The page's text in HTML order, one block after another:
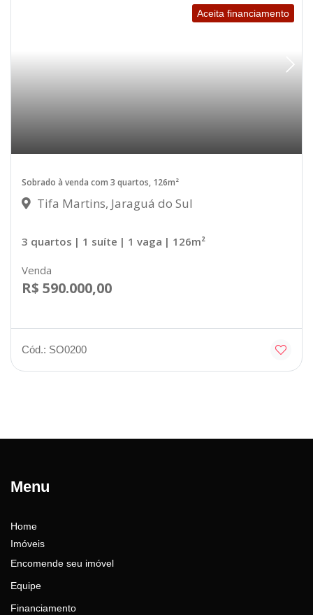
Aceita financiamento
Sobrado à venda com 3 quartos, 126m²
Tifa Martins, Jaraguá do Sul
3 quartos | 1 suíte | 1 vaga | 126m²
Venda
R$ 590.000,00
Cód.: SO0200
Menu
Home
Imóveis
Encomende seu imóvel
Equipe
Financiamento